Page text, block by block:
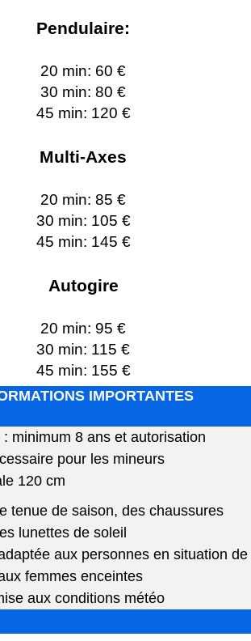
Pendulaire:
20 min: 60 €
30 min: 80 €
45 min: 120 €
Multi-Axes
20 min: 85 €
30 min: 105 €
45 min: 145 €
Autogire
20 min: 95 €
30 min: 115 €
45 min: 155 €
IMPORTANTES
minimum 8 ans et autorisation
pour les mineurs
120 cm
tenue de saison, des chaussures
lunettes de soleil
aux personnes en situation de
femmes enceintes
aux conditions météo